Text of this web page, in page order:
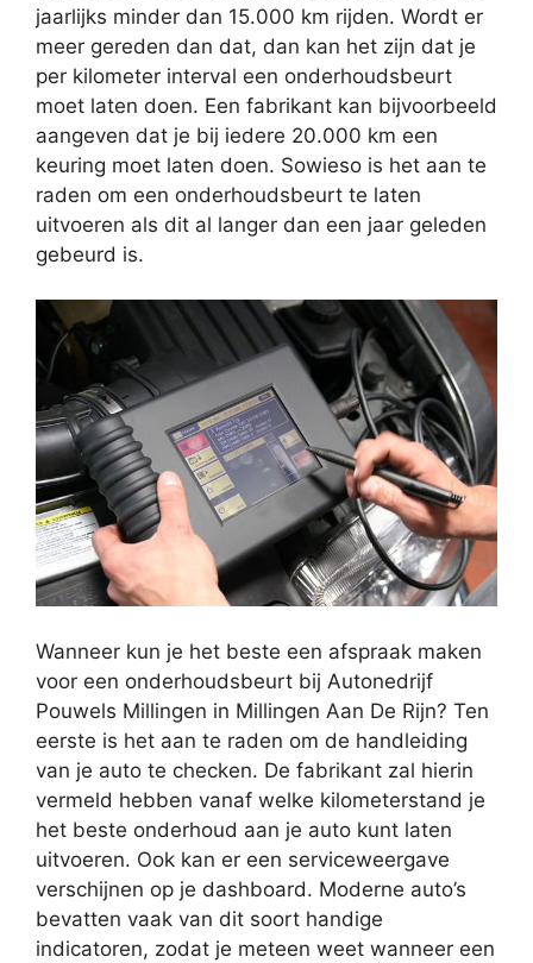
jaarlijks minder dan 15.000 km rijden. Wordt er
meer gereden dan dat, dan kan het zijn dat je
per kilometer interval een onderhoudsbeurt
moet laten doen. Een fabrikant kan bijvoorbeeld
aangeven dat je bij iedere 20.000 km een
keuring moet laten doen. Sowieso is het aan te
raden om een onderhoudsbeurt te laten
uitvoeren als dit al langer dan een jaar geleden
gebeurd is.
Wanneer kun je het beste een afspraak maken
voor een onderhoudsbeurt bij Autonedrijf
Pouwels Millingen in Millingen Aan De Rijn? Ten
eerste is het aan te raden om de handleiding
van je auto te checken. De fabrikant zal hierin
vermeld hebben vanaf welke kilometerstand je
het beste onderhoud aan je auto kunt laten
uitvoeren. Ook kan er een serviceweergave
verschijnen op je dashboard. Moderne auto’s
bevatten vaak van dit soort handige
indicatoren, zodat je meteen weet wanneer een